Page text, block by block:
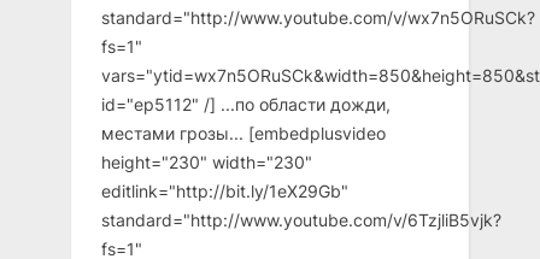
standard="http://www.youtube.com/v/wx7n5ORuSCk?
fs=1"
id="ep5112" /] ...по области дожди,
местами грозы... [embedplusvideo
height="230" width="230"
editlink="http://bit.ly/1eX29Gb"
standard="http://www.youtube.com/v/6TzjliB5vjk?
fs=1"